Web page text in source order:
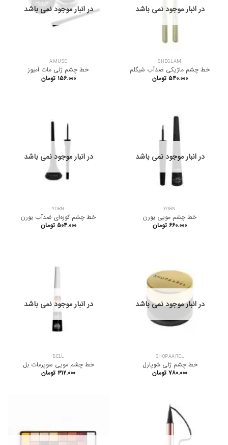
در انبار موجود نمی باشد
SHEGLAM
خط چشم ماژیکی ضدآب شیگلم
۵۴۰.۰۰۰ تومان
در انبار موجود نمی باشد
AMUSE
خط چشم ژلی مات اَمیوز
۱۵۶.۰۰۰ تومان
در انبار موجود نمی باشد
YORN
خط چشم مویی یورن
۶۶۰.۰۰۰ تومان
در انبار موجود نمی باشد
YORN
خط چشم کوزه‌ای ضدآب یورن
۵۰۴.۰۰۰ تومان
در انبار موجود نمی باشد
SHOPAAREL
خط چشم ژلی شوپارل
۷۸۰.۰۰۰ تومان
در انبار موجود نمی باشد
BELL
خط چشم مویی سوپرمات بل
۳۱۲.۰۰۰ تومان